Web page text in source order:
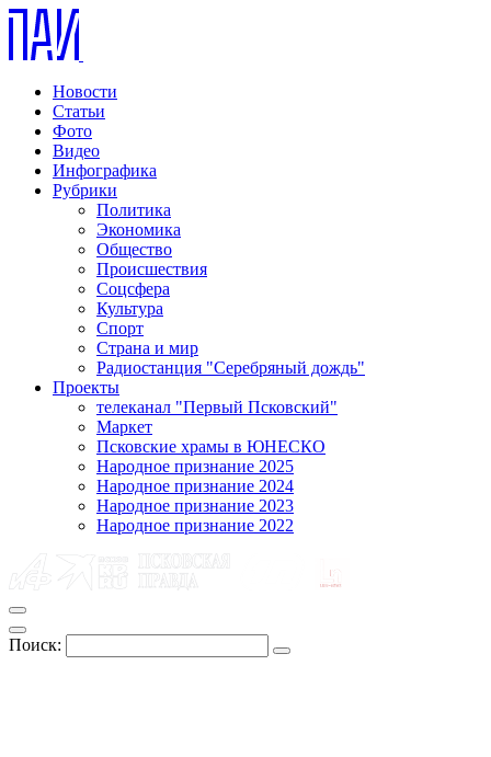
Новости
Статьи
Фото
Видео
Инфографика
Рубрики
Политика
Экономика
Общество
Происшествия
Соцсфера
Культура
Спорт
Страна и мир
Радиостанция "Серебряный дождь"
Проекты
телеканал "Первый Псковский"
Маркет
Псковские храмы в ЮНЕСКО
Народное признание 2025
Народное признание 2024
Народное признание 2023
Народное признание 2022
Поиск: